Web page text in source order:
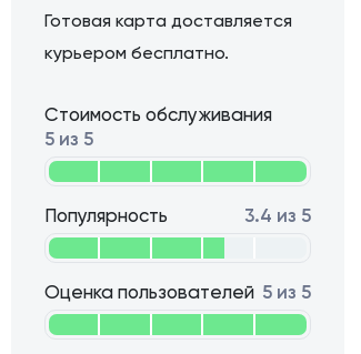
Готовая карта доставляется
курьером бесплатно.
Стоимость обслуживания
5 из 5
Популярность 3.4 из 5
Оценка пользователей 5 из 5